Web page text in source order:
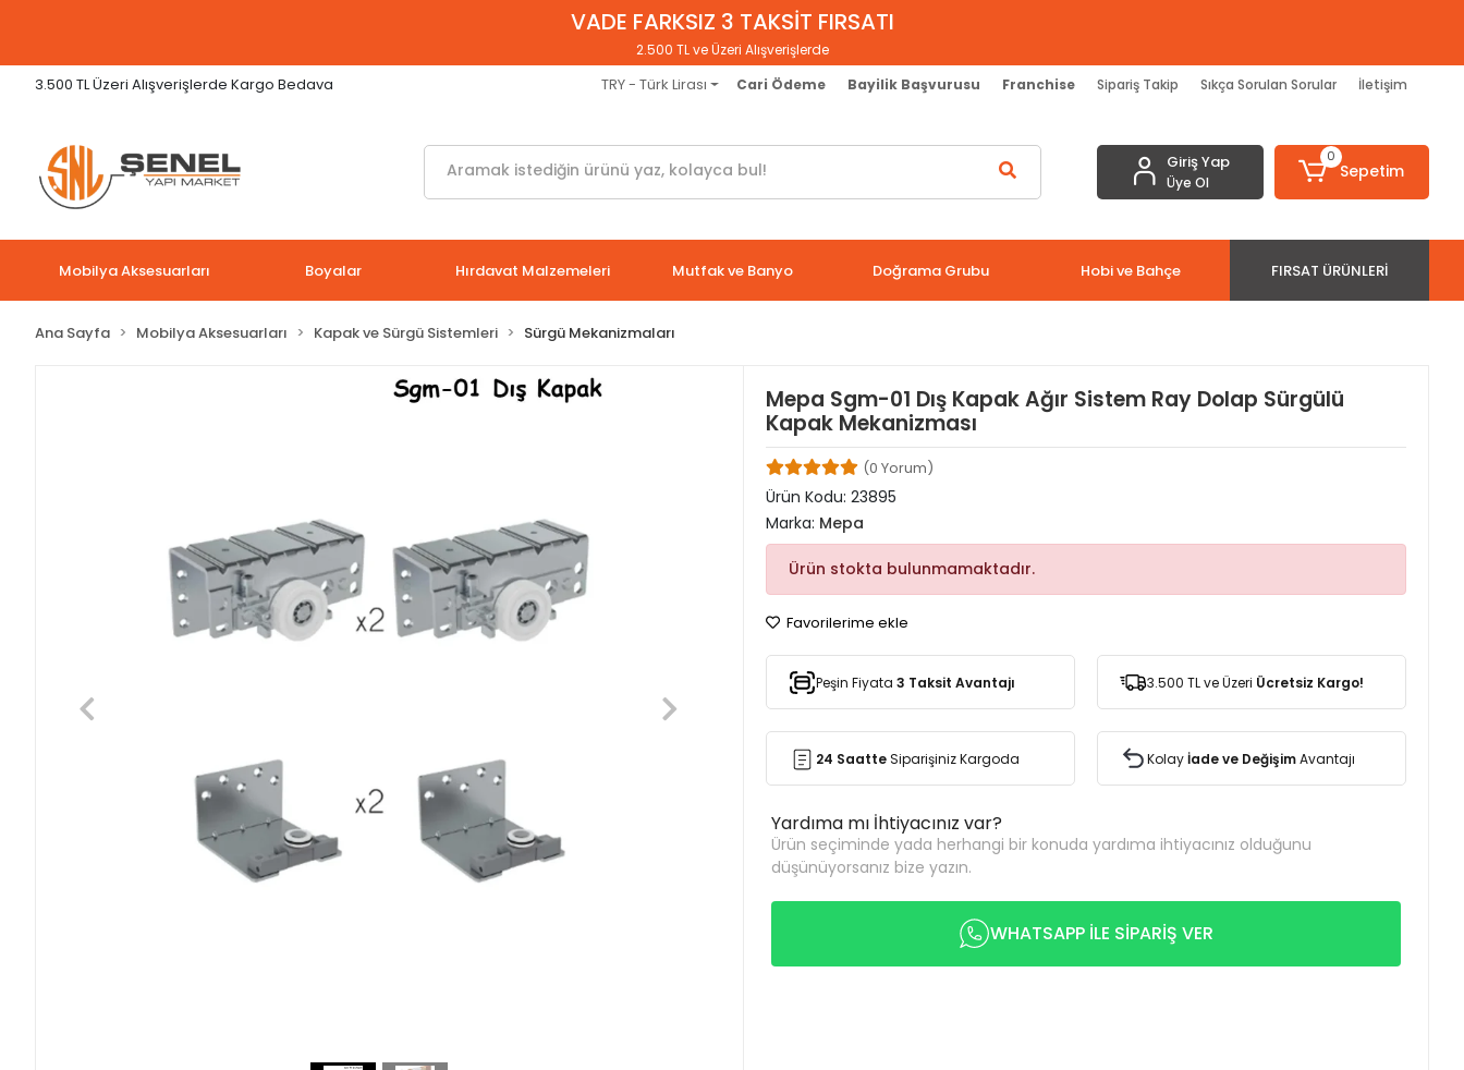
VADE FARKSIZ 3 TAKSİT FIRSATI
2.500 TL ve Üzeri Alışverişlerde
3.500 TL Üzeri Alışverişlerde Kargo Bedava TRY - Türk Lirası Cari Ödeme Bayilik Başvurusu Franchise Sipariş Takip Sıkça Sorulan Sorular İletişim
Giriş Yap
Üye Ol
0
Sepetim
Mobilya Aksesuarları Boyalar Hırdavat Malzemeleri Mutfak ve Banyo Doğrama Grubu Hobi ve Bahçe FIRSAT ÜRÜNLERI
Ana Sayfa Mobilya Aksesuarları Kapak ve Sürgü Sistemleri Sürgü Mekanizmaları
Mepa Sgm-01 Dış Kapak Ağır Sistem Ray Dolap Sürgülü
Kapak Mekanizması
(0 Yorum)
Ürün Kodu: 23895
Marka: Mepa
Ürün stokta bulunmamaktadır.
Favorilerime ekle
Peşin Fiyata 3 Taksit Avantajı 3.500 TL ve Üzeri Ücretsiz Kargo!
24 SaatteSiparişiniz Kargoda Kolayİade ve DeğişimAvantajı
Yardıma mı İhtiyacınız var?
Ürün seçiminde yada herhangi bir konuda yardıma ihtiyacınız olduğunu
düşünüyorsanız bize yazın.
WHATSAPP İLE SİPARİŞ VER